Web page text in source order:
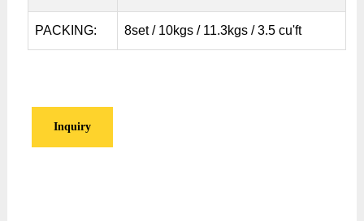
PACKING: 8set / 10kgs / 11.3kgs / 3.5 cu'ft
Inquiry